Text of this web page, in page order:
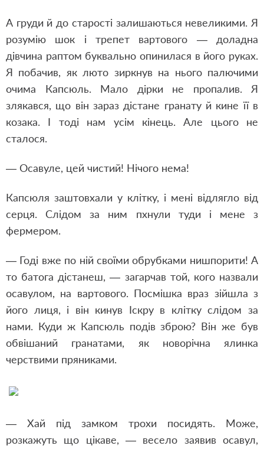
А груди й до старості залишаються невеликими. Я
розумію шок і трепет вартового — доладна
дівчина раптом буквально опинилася в його руках.
Я побачив, як люто зиркнув на нього палючими
очима Капсюль. Мало дірки не пропалив. Я
злякався, що він зараз дістане гранату й кине її в
козака. І тоді нам усім кінець. Але цього не
сталося.
— Осавуле, цей чистий! Нічого нема!
Капсюля заштовхали у клітку, і мені відлягло від
серця. Слідом за ним пхнули туди і мене з
фермером.
— Годі вже по ній своїми обрубками нишпорити! А
то батога дістанеш, — загарчав той, кого назвали
осавулом, на вартового. Посмішка враз зійшла з
його лиця, і він кинув Іскру в клітку слідом за
нами. Куди ж Капсюль подів зброю? Він же був
обвішаний гранатами, як новорічна ялинка
черствими пряниками.
— Хай під замком трохи посидять. Може,
розкажуть що цікаве, — весело заявив осавул,